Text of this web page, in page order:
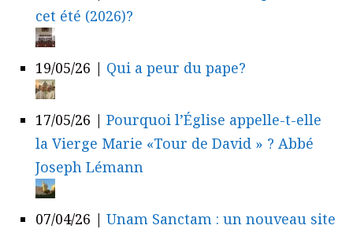
cet été (2026)?
19/05/26 | Qui a peur du pape?
17/05/26 | Pourquoi l’Église appelle-t-elle
la Vierge Marie «Tour de David » ? Abbé
Joseph Lémann
07/04/26 | Unam Sanctam : un nouveau site